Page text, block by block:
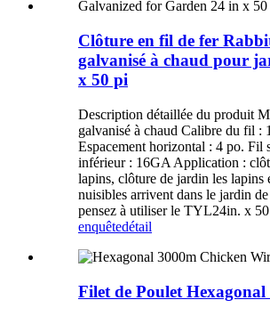
Clôture en fil de fer
galvanisé à chaud pour
x 50 pi
Description détaillée du produit
galvanisé à chaud Calibre du fil :
Espacement horizontal : 4 po. Fil
inférieur : 16GA Application :
lapins, clôture de jardin les lapins
nuisibles arrivent dans le jardin
pensez à utiliser le TYL24in. x
enquêtedétail
Filet de Poulet Hexagonal